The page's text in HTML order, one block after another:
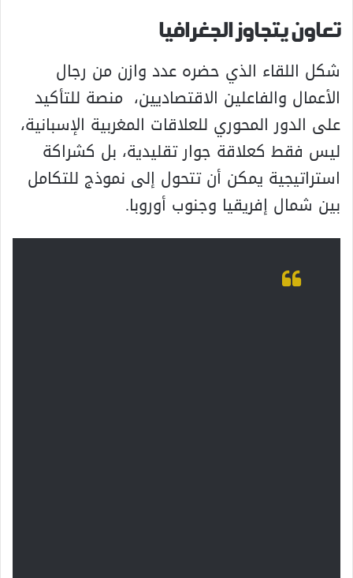
تعاون يتجاوز الجغرافيا
شكل اللقاء الذي حضره عدد وازن من رجال
الأعمال والفاعلين الاقتصاديين، منصة للتأكيد
على الدور المحوري للعلاقات المغربية الإسبانية،
ليس فقط كعلاقة جوار تقليدية، بل كشراكة
استراتيجية يمكن أن تتحول إلى نموذج للتكامل
بين شمال إفريقيا وجنوب أوروبا.